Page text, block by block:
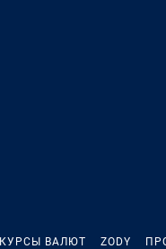
КУРСЫ ВАЛЮТ ZODY